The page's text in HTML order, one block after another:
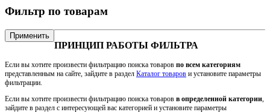
Фильтр по товарам
Применить
ПРИНЦИП РАБОТЫ ФИЛЬТРА
Если вы хотите произвести фильтрацию поиска товаров по всем категориям
представленным на сайте, зайдите в раздел Каталог товаров и установите параметры
фильтрации.
Если вы хотите произвести фильтрацию поиска товаров в определенной категории,
зайдите в раздел с интересующей вас категорией и установите параметры